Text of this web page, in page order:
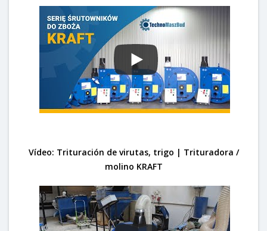
Vídeo: Trituración de virutas, trigo | Trituradora /
molino KRAFT